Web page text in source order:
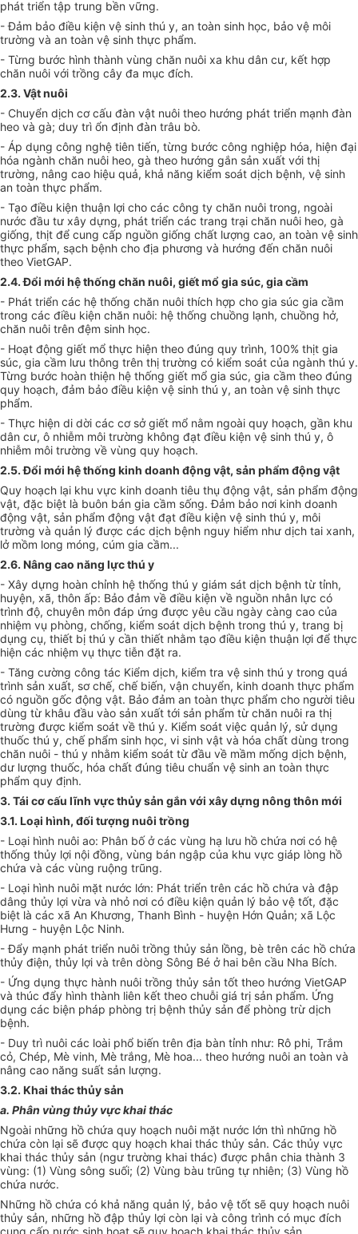
phát triển tập trung bền vững.
- Đảm bảo điều kiện vệ sinh thú y, an toàn sinh học, bảo vệ môi
trường và an toàn vệ sinh thực phẩm.
- Từng bước hình thành vùng chăn nuôi xa khu dân cư, kết hợp
chăn nuôi với trồng cây đa mục đích.
2.3. Vật nuôi
- Chuyển dịch cơ cấu đàn vật nuôi theo hướng phát triển mạnh đàn
heo và gà; duy trì ổn định đàn trâu bò.
- Áp dụng công nghệ tiên tiến, từng bước công nghiệp hóa, hiện đại
hóa ngành chăn nuôi heo, gà theo hướng gắn sản xuất với thị
trường, nâng cao hiệu quả, khả năng kiểm soát dịch bệnh, vệ sinh
an toàn thực phẩm.
- Tạo điều kiện thuận lợi cho các công ty chăn nuôi trong, ngoài
nước đầu tư xây dựng, phát triển các trang trại chăn nuôi heo, gà
giống, thịt để cung cấp nguồn giống chất lượng cao, an toàn vệ sinh
thực phẩm, sạch bệnh cho địa phương và hướng đến chăn nuôi
theo VietGAP.
2.4. Đổi mới hệ thống chăn nuôi, giết mổ gia súc, gia cầm
- Phát triển các hệ thống chăn nuôi thích hợp cho gia súc gia cầm
trong các điều kiện chăn nuôi: hệ thống chuồng lạnh, chuồng hở,
chăn nuôi trên đệm sinh học.
- Hoạt động giết mổ thực hiện theo đúng quy trình, 100% thịt gia
súc, gia cầm lưu thông trên thị trường có kiểm soát của ngành thú y.
Từng bước hoàn thiện hệ thống giết mổ gia súc, gia cầm theo đúng
quy hoạch, đảm bảo điều kiện vệ sinh thú y, an toàn vệ sinh thực
phẩm.
- Thực hiện di dời các cơ sở giết mổ nằm ngoài quy hoạch, gần khu
dân cư, ô nhiễm môi trường không đạt điều kiện vệ sinh thú y, ô
nhiễm môi trường về vùng quy hoạch.
2.5. Đổi mới hệthống kinh doanh động vật, sản phẩm động vật
Quy hoạch lại khu vực kinh doanh tiêu thụ động vật, sản phẩm động
vật, đặc biệt là buôn bán gia cầm sống. Đảm bảo nơi kinh doanh
động vật, sản phẩm động vật đạt điều kiện vệ sinh thú y, môi
trường và quản lý được các dịch bệnh nguy hiểm như dịch tai xanh,
lở mồm long móng, cúm gia cầm...
2.6. Nâng cao năng lực thú y
- Xây dựng hoàn chỉnh hệ thống thú y giám sát dịch bệnh từ tỉnh,
huyện, xã, thôn ấp: Bảo đảm về điều kiện về nguồn nhân lực có
trình độ, chuyên môn đáp ứng được yêu cầu ngày càng cao của
nhiệm vụ phòng, chống, kiểm soát dịch bệnh trong thú y, trang bị
dụng cụ, thiết bị thú y cần thiết nhằm tạo điều kiện thuận lợi để thực
hiện các nhiệm vụ thực tiễn đặt ra.
- Tăng cường công tác Kiểm dịch, kiểm tra vệ sinh thú y trong quá
trình sản xuất, sơ chế, chế biến, vận chuyển, kinh doanh thực phẩm
có nguồn gốc động vật. Bảo đảm an toàn thực phẩm cho người tiêu
dùng từ khâu đầu vào sản xuất tới sản phẩm từ chăn nuôi ra thị
trường được kiểm soát về thú y. Kiểm soát việc quản lý, sử dụng
thuốc thú y, chế phẩm sinh học, vi sinh vật và hóa chất dùng trong
chăn nuôi - thú y nhằm kiểm soát từ đầu về mầm mống dịch bệnh,
dư lượng thuốc, hóa chất đúng tiêu chuẩn vệ sinh an toàn thực
phẩm quy định.
3. Tái cơ cấu lĩnh vực thủy sản gắn với xây dựng nông thôn mới
3.1. Loại hình, đối tượng nuôi trồng
- Loại hình nuôi ao: Phân bố ở các vùng hạ lưu hồ chứa nơi có hệ
thống thủy lợi nội đồng, vùng bán ngập của khu vực giáp lòng hồ
chứa và các vùng ruộng trũng.
- Loại hình nuôi mặt nước lớn: Phát triển trên các hồ chứa và đập
dâng thủy lợi vừa và nhỏ nơi có điều kiện quản lý bảo vệ tốt, đặc
biệt là các xã An Khương, Thanh Bình - huyện Hớn Quản; xã Lộc
Hưng - huyện Lộc Ninh.
- Đẩy mạnh phát triển nuôi trồng thủy sản lồng, bè trên các hồ chứa
thủy điện, thủy lợi và trên dòng Sông Bé ở hai bên cầu Nha Bích.
- Ứng dụng thực hành nuôi trồng thủy sản tốt theo hướng VietGAP
và thúc đẩy hình thành liên kết theo chuỗi giá trị sản phẩm. Ứng
dụng các biện pháp phòng trị bệnh thủy sản để phòng trừ dịch
bệnh.
- Duy trì nuôi các loài phổ biến trên địa bàn tỉnh như: Rô phi, Trắm
cỏ, Chép, Mè vinh, Mè trắng, Mè hoa... theo hướng nuôi an toàn và
nâng cao năng suất sản lượng.
3.2. Khai thác thủy sản
a. Phân vùng thủy vực khai thác
Ngoài những hồ chứa quy hoạch nuôi mặt nước lớn thì những hồ
chứa còn lại sẽ được quy hoạch khai thác thủy sản. Các thủy vực
khai thác thủy sản (ngư trường khai thác) được phân chia thành 3
vùng: (1) Vùng sông suối; (2) Vùng bàu trũng tự nhiên; (3) Vùng hồ
chứa nước.
Những hồ chứa có khả năng quản lý, bảo vệ tốt sẽ quy hoạch nuôi
thủy sản, những hồ đập thủy lợi còn lại và công trình có mục đích
cung cấp nước sinh hoạt sẽ quy hoạch khai thác thủy sản.